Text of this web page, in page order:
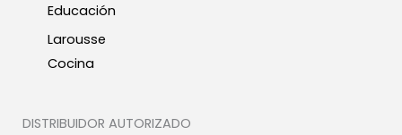
Educación
Larousse
Cocina
DISTRIBUIDOR AUTORIZADO